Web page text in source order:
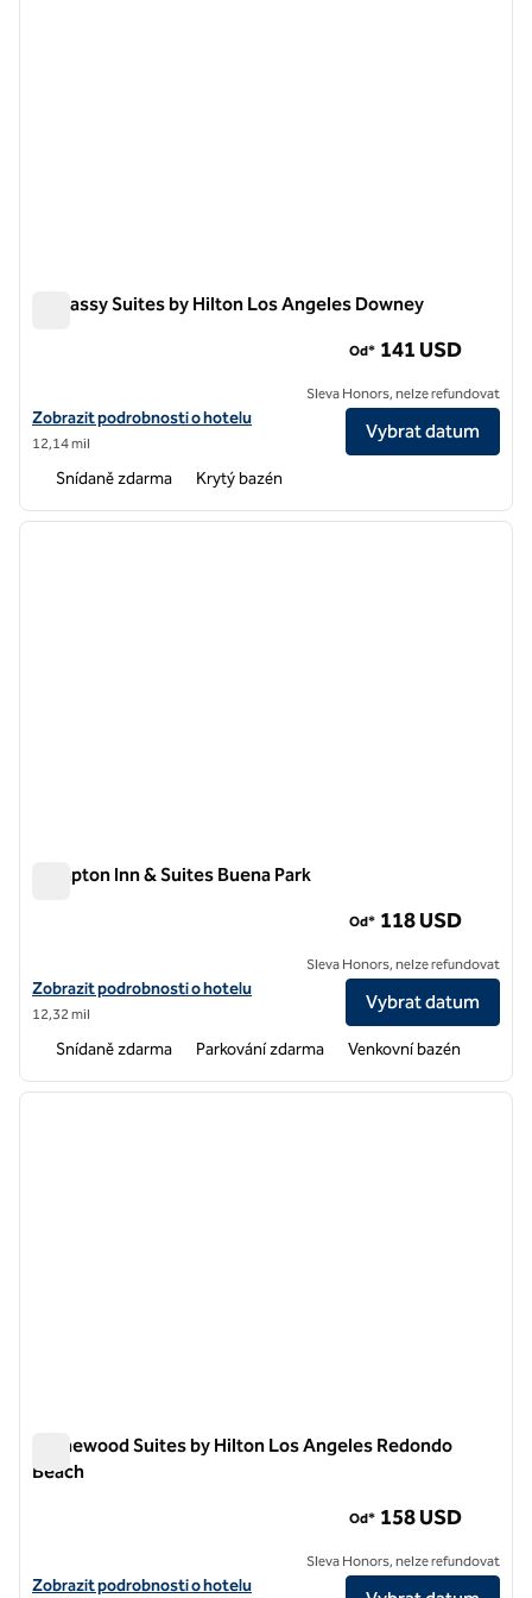
Embassy Suites by Hilton Los Angeles Downey
Zobrazit podrobnosti o hotelu Embassy Suites by Hilton Los
Zobrazit podrobnosti o hotelu
12,14 mil
Od* 141 USD
Sleva Honors, nelze refundovat
Vybrat datum
Snídaně zdarma Krytý bazén
1 z 12
další
Hampton Inn & Suites Buena Park
Zobrazit podrobnosti o hotelu v hotelu Hampton Inn & Suites Buena
Zobrazit podrobnosti o hotelu
12,32 mil
Od* 118 USD
Sleva Honors, nelze refundovat
Vybrat datum
Snídaně zdarma Parkování zdarma Venkovní bazén
1 z 12
další
Homewood Suites by Hilton Los Angeles Redondo
Beach
Zobrazit podrobnosti o hotelu Homewood Suites by Hilton Los
Zobrazit podrobnosti o hotelu
Od* 158 USD
Sleva Honors, nelze refundovat